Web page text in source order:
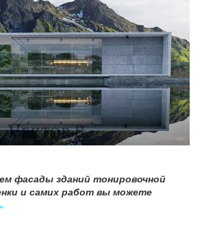
фасады зданий тонировочной
и самих работ вы можете